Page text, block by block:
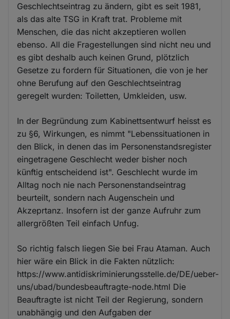
Geschlechtseintrag zu ändern, gibt es seit 1981,
als das alte TSG in Kraft trat. Probleme mit
Menschen, die das nicht akzeptieren wollen
ebenso. All die Fragestellungen sind nicht neu und
es gibt deshalb auch keinen Grund, plötzlich
Gesetze zu fordern für Situationen, die von je her
ohne Berufung auf den Geschlechtseintrag
geregelt wurden: Toiletten, Umkleiden, usw.
In der Begründung zum Kabinettsentwurf heisst es
zu §6, Wirkungen, es nimmt "Lebenssituationen in
den Blick, in denen das im Personenstandsregister
eingetragene Geschlecht weder bisher noch
künftig entscheidend ist". Geschlecht wurde im
Alltag noch nie nach Personenstandseintrag
beurteilt, sondern nach Augenschein und
Akzeprtanz. Insofern ist der ganze Aufruhr zum
allergrößten Teil einfach Unfug.
So richtig falsch liegen Sie bei Frau Ataman. Auch
hier wäre ein Blick in die Fakten nützlich:
https://www.antidiskriminierungsstelle.de/DE/ueber-
uns/ubad/bundesbeauftragte-node.html Die
Beauftragte ist nicht Teil der Regierung, sondern
unabhängig und den Aufgaben der